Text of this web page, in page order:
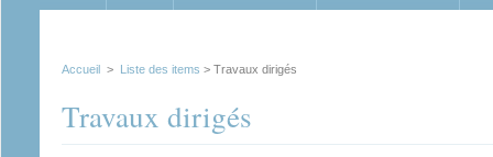
Accueil > Liste des items > Travaux dirigés
Travaux dirigés